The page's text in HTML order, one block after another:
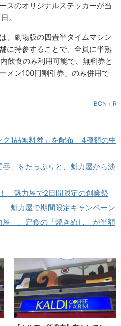
スのオリジナルステッカーが当
。
、劇場版の四畳半タイムマシン
に持参することで、全員に半熟
飲食のみ利用可能で、無料券と
メン100円割引券」のみ併用で
BCN＋R
グ1品無料券」を配布 4種類の中
」をたっぷりと、魁力屋から淡
魁力屋で2日間限定の創業祭
魁力屋で期間限定キャンペーン
」、定食の「焼きめし」が半額